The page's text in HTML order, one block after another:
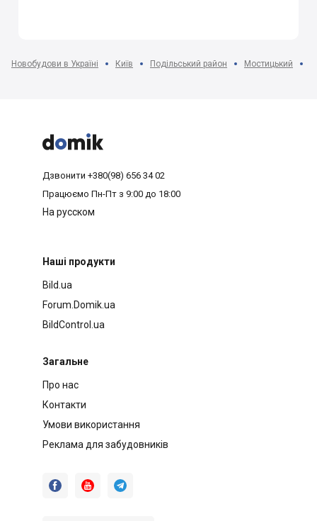
Новобудови в Україні Київ Подільський район Мостицький



Дзвонити +380(98) 656 34 02
Працюємо Пн-Пт з 9:00 до 18:00
На русском
Наші продукти
Bild.ua
Forum.Domik.ua
BildControl.ua
Загальне
Про нас
Контакти
Умови використання
Реклама для забудовників
  